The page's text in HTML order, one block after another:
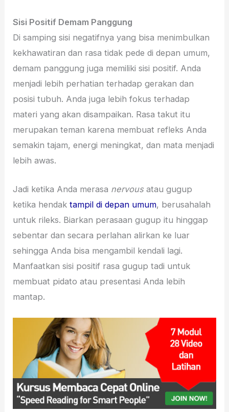
Sisi Positif Demam Panggung
Di samping sisi negatifnya yang bisa menimbulkan
kekhawatiran dan rasa tidak pede di depan umum,
demam panggung juga memiliki sisi positif. Anda
menjadi lebih perhatian terhadap gerakan dan
posisi tubuh. Anda juga lebih fokus terhadap
materi yang akan disampaikan. Rasa takut itu
merupakan teman karena membuat refleks Anda
semakin tajam, energi meningkat, dan mata menjadi
lebih awas.
Jadi ketika Anda merasa nervousatau gugup
ketika hendaktampil di depan umum, berusahalah
untuk rileks. Biarkan perasaan gugup itu hinggap
sebentar dan secara perlahan alirkan ke luar
sehingga Anda bisa mengambil kendali lagi.
Manfaatkan sisi positif rasa gugup tadi untuk
membuat pidato atau presentasi Anda lebih
mantap.